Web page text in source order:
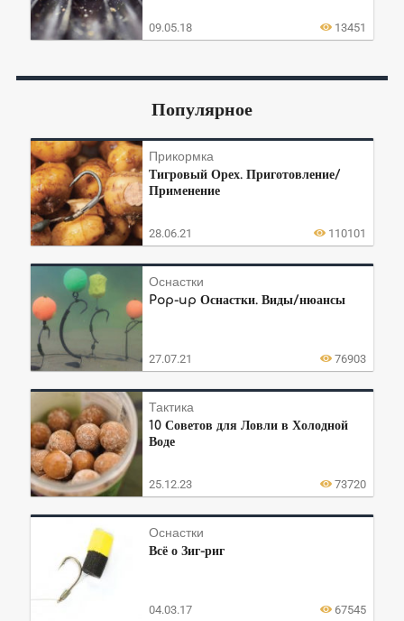
09.05.18 13451
Популярное
Прикормка
Тигровый Орех. Приготовление/
Применение
28.06.21 110101
Оснастки
Pop-up Оснастки. Виды/нюансы
27.07.21 76903
Тактика
10 Советов для Ловли в Холодной
Воде
25.12.23 73720
Оснастки
Всё о Зиг-риг
04.03.17 67545